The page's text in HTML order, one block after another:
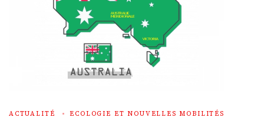
ACTUALITÉ
ECOLOGIE ET NOUVELLES MOBILITÉS